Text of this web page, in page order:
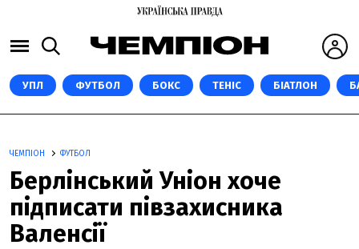
УПЛ ФУТБОЛ БОКС ТЕНІС БІАТЛОН
ЧЕМПІОН ФУТБОЛ
Берлінський Уніон хоче
підписати півзахисника
Валенсії